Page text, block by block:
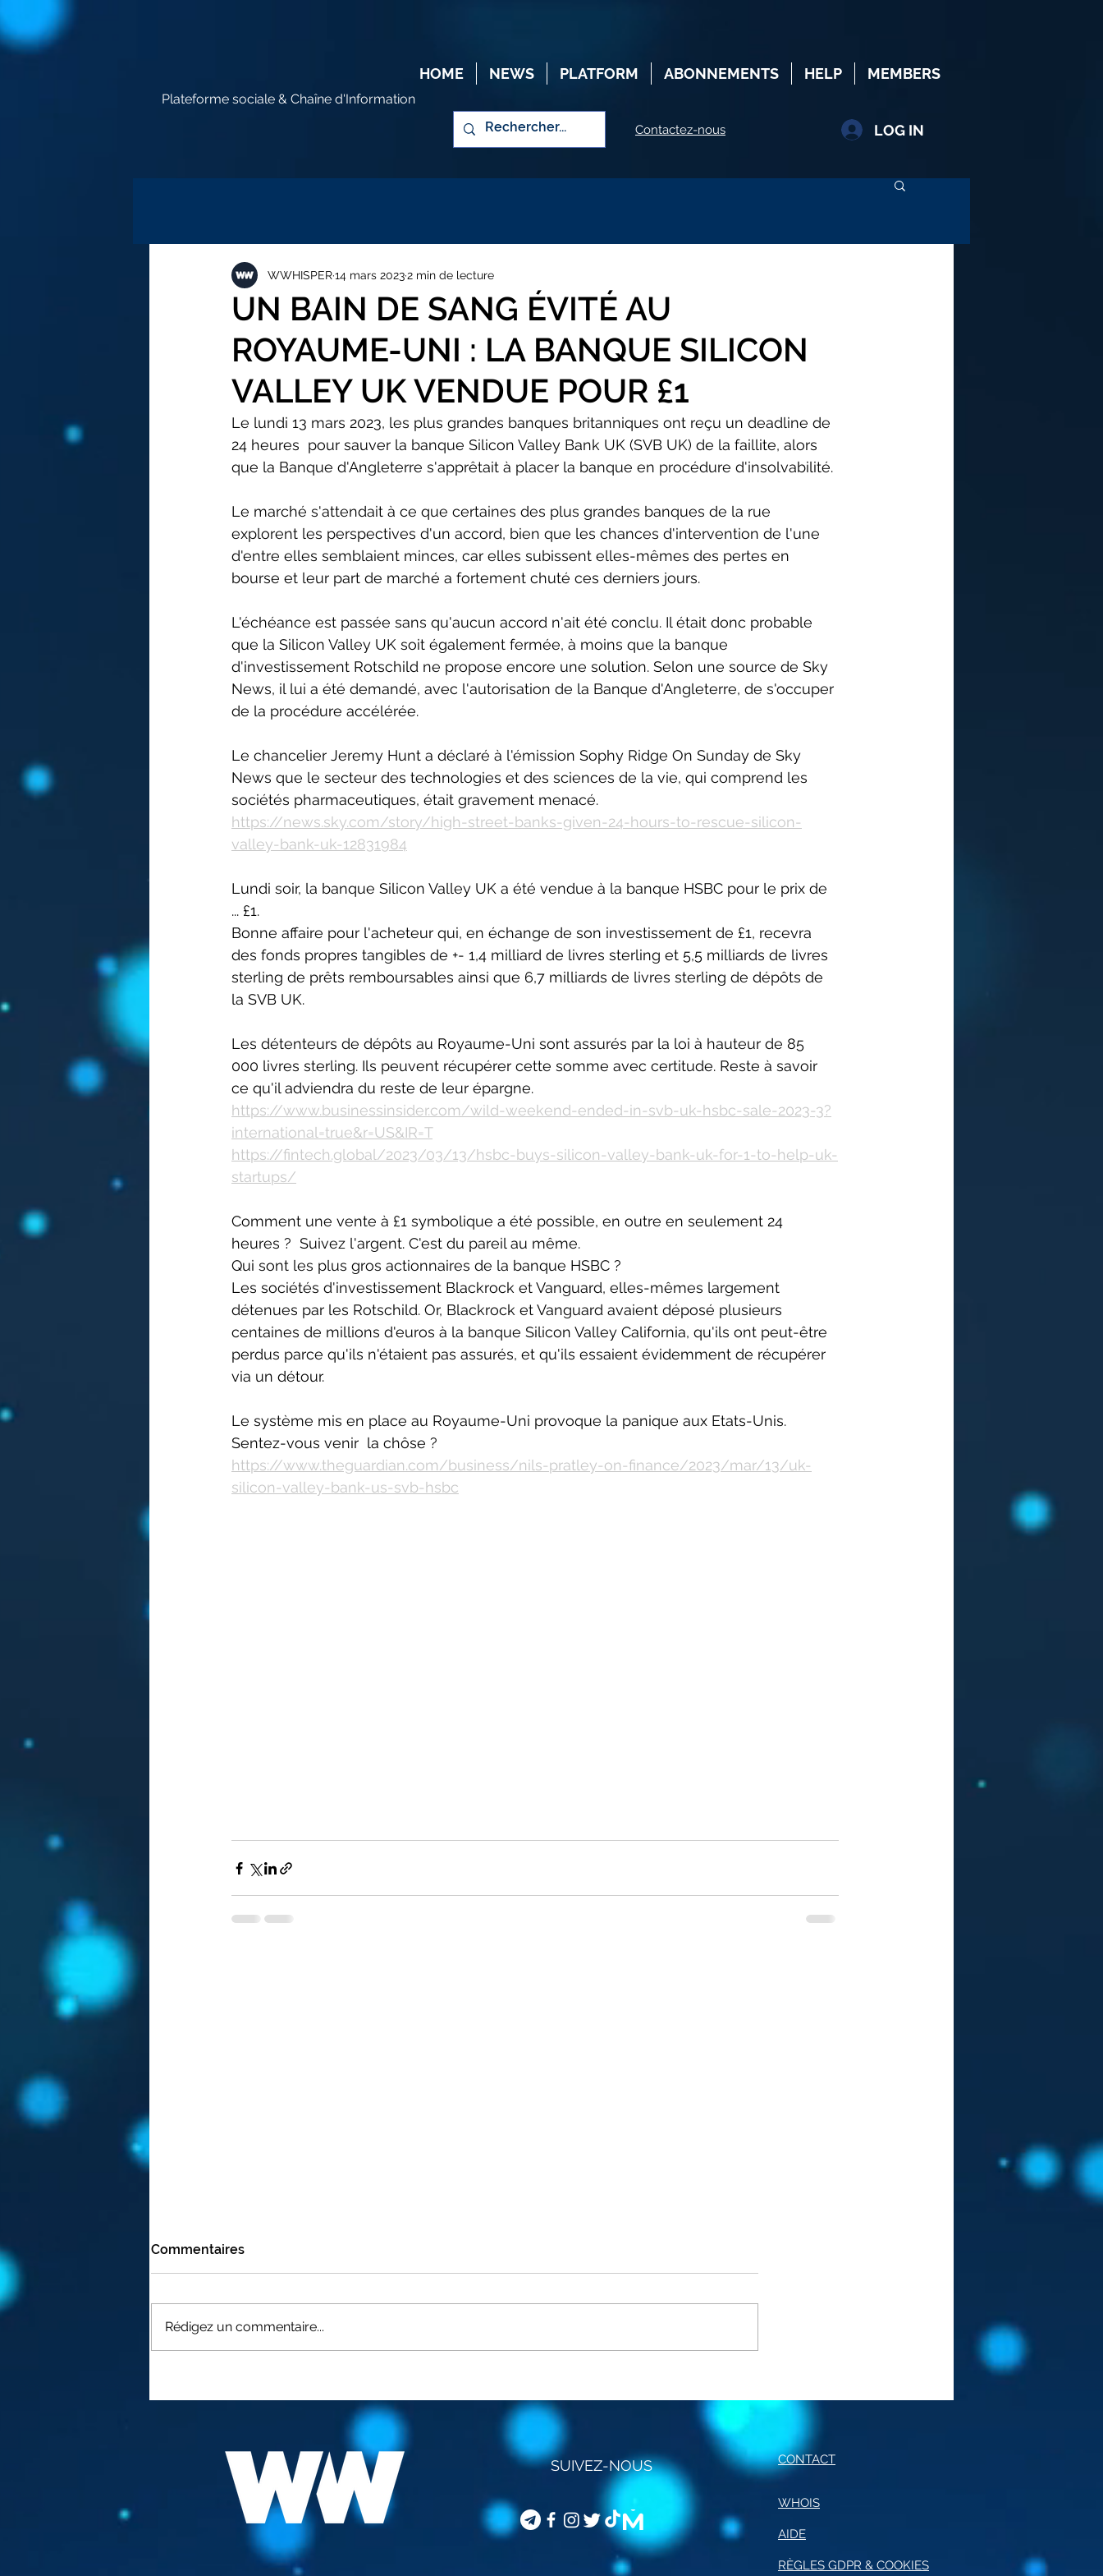
HOME NEWS PLATFORM ABONNEMENTS HELP MEMBERS
Plateforme sociale & Chaîne d'Information
Contactez-nous LOG IN
UN BAIN DE SANG ÉVITÉ AU
ROYAUME-UNI : LA BANQUE SILICON
VALLEY UK VENDUE POUR £1
WWHISPER14 mars 20232 min de lecture
Le lundi 13 mars 2023, les plus grandes banques britanniques ont reçu un deadline de
24 heures  pour sauver la banque Silicon Valley Bank UK (SVB UK) de la faillite, alors
que la Banque d'Angleterre s'apprêtait à placer la banque en procédure d'insolvabilité.
Le marché s'attendait à ce que certaines des plus grandes banques de la rue
explorent les perspectives d'un accord, bien que les chances d'intervention de l'une
d'entre elles semblaient minces, car elles subissent elles-mêmes des pertes en
bourse et leur part de marché a fortement chuté ces derniers jours.
L'échéance est passée sans qu'aucun accord n'ait été conclu. Il était donc probable
que la Silicon Valley UK soit également fermée, à moins que la banque
d'investissement Rotschild ne propose encore une solution. Selon une source de Sky
News, il lui a été demandé, avec l'autorisation de la Banque d'Angleterre, de s'occuper
de la procédure accélérée.
Le chancelier Jeremy Hunt a déclaré à l'émission Sophy Ridge On Sunday de Sky
News que le secteur des technologies et des sciences de la vie, qui comprend les
sociétés pharmaceutiques, était gravement menacé.
https://news.sky.com/story/high-street-banks-given-24-hours-to-rescue-silicon-
valley-bank-uk-12831984
Lundi soir, la banque Silicon Valley UK a été vendue à la banque HSBC pour le prix de
... £1.
Bonne affaire pour l'acheteur qui, en échange de son investissement de £1, recevra
des fonds propres tangibles de +- 1,4 milliard de livres sterling et 5,5 milliards de livres
sterling de prêts remboursables ainsi que 6,7 milliards de livres sterling de dépôts de
la SVB UK.
Les détenteurs de dépôts au Royaume-Uni sont assurés par la loi à hauteur de 85
000 livres sterling. Ils peuvent récupérer cette somme avec certitude. Reste à savoir
ce qu'il adviendra du reste de leur épargne.
https://www.businessinsider.com/wild-weekend-ended-in-svb-uk-hsbc-sale-2023-3?
international=true&r=US&IR=T
https://fintech.global/2023/03/13/hsbc-buys-silicon-valley-bank-uk-for-1-to-help-uk-
startups/
Comment une vente à £1 symbolique a été possible, en outre en seulement 24
heures ?  Suivez l'argent. C'est du pareil au même.
Qui sont les plus gros actionnaires de la banque HSBC ?
Les sociétés d'investissement Blackrock et Vanguard, elles-mêmes largement
détenues par les Rotschild. Or, Blackrock et Vanguard avaient déposé plusieurs
centaines de millions d'euros à la banque Silicon Valley California, qu'ils ont peut-être
perdus parce qu'ils n'étaient pas assurés, et qu'ils essaient évidemment de récupérer
via un détour.
Le système mis en place au Royaume-Uni provoque la panique aux Etats-Unis.
Sentez-vous venir  la chôse ?
https://www.theguardian.com/business/nils-pratley-on-finance/2023/mar/13/uk-
silicon-valley-bank-us-svb-hsbc
Commentaires
Rédigez un commentaire...
SUIVEZ-NOUS CONTACT
WHOIS
AIDE
RÈGLES GDPR & COOKIES